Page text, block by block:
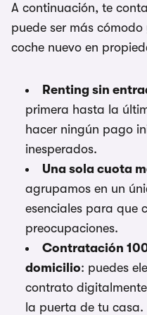
A continuación, te
puede ser más
coche nuevo en
Renting sin
primera hasta la
hacer ningún pago
inesperados.
Una sola cuota
agrupamos en un
esenciales para que
preocupaciones.
Contratación
domicilio: puedes
contrato
la puerta de tu casa.